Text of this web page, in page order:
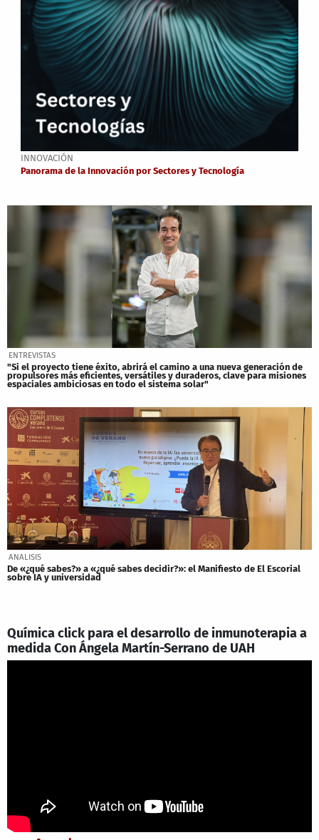
INNOVACIÓN
Panorama de la Innovación por Sectores y Tecnología
ENTREVISTAS
"Si el proyecto tiene éxito, abrirá el camino a una nueva generación de
propulsores más eficientes, versátiles y duraderos, clave para misiones
espaciales ambiciosas en todo el sistema solar"
ANALISIS
De «¿qué sabes?» a «¿qué sabes decidir?»: el Manifiesto de El Escorial
sobre IA y universidad
Química click para el desarrollo de inmunoterapia a
medida Con Ángela Martín-Serrano de UAH